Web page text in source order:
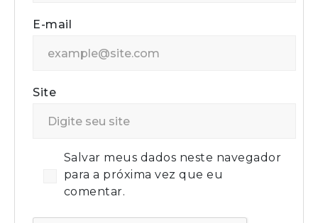
E-mail
Site
Salvar meus dados neste navegador
para a próxima vez que eu
comentar.